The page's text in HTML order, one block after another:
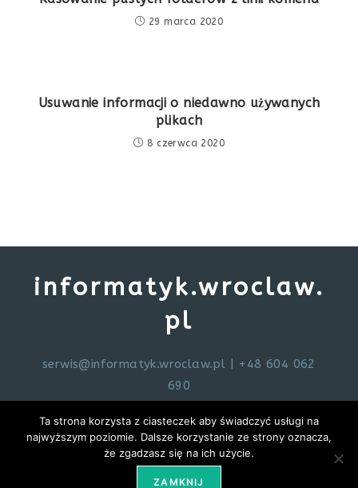
29 marca 2020
Usuwanie informacji o niedawno używanych
plikach
8 czerwca 2020
informatyk.wroclaw.
pl
serwis@informatyk.wroclaw.pl | +48 604 062
690
Ta strona korzysta z ciasteczek aby świadczyć usługi na
najwyższym poziomie. Dalsze korzystanie ze strony oznacza,
że zgadzasz się na ich użycie.
ZAMKNIJ